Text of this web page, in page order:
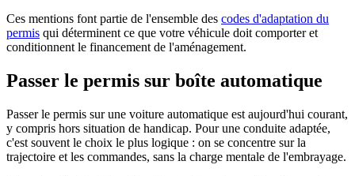
Ces mentions font partie de l'ensemble des codes d'adaptation du
permis qui déterminent ce que votre véhicule doit comporter et
conditionnent le financement de l'aménagement.
Passer le permis sur boîte automatique
Passer le permis sur une voiture automatique est aujourd'hui courant,
y compris hors situation de handicap. Pour une conduite adaptée,
c'est souvent le choix le plus logique : on se concentre sur la
trajectoire et les commandes, sans la charge mentale de l'embrayage.